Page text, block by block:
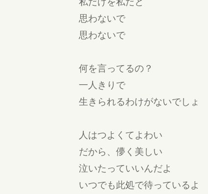
思わないで
思わないで
何を言ってるの？
一人きりで
生きられるわけがないでしょ
人はつよくてよわい
だから、儚く美しい
泣いたっていいんだよ
いつでも此処で待っているよ